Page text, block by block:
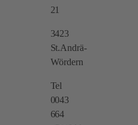
21
3423
St.Andrä-
Wördern
Tel
0043
664